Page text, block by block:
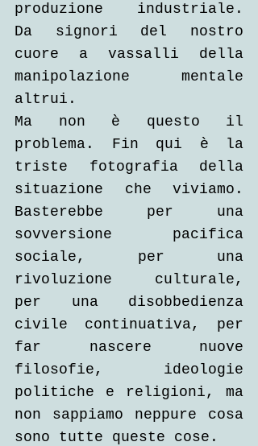
produzione industriale.
Da signori del nostro
cuore a vassalli della
manipolazione mentale
altrui.
Ma non è questo il
problema. Fin qui è la
triste fotografia della
situazione che viviamo.
Basterebbe per una
sovversione pacifica
sociale, per una
rivoluzione culturale,
per una disobbedienza
civile continuativa, per
far nascere nuove
filosofie, ideologie
politiche e religioni, ma
non sappiamo neppure cosa
sono tutte queste cose.